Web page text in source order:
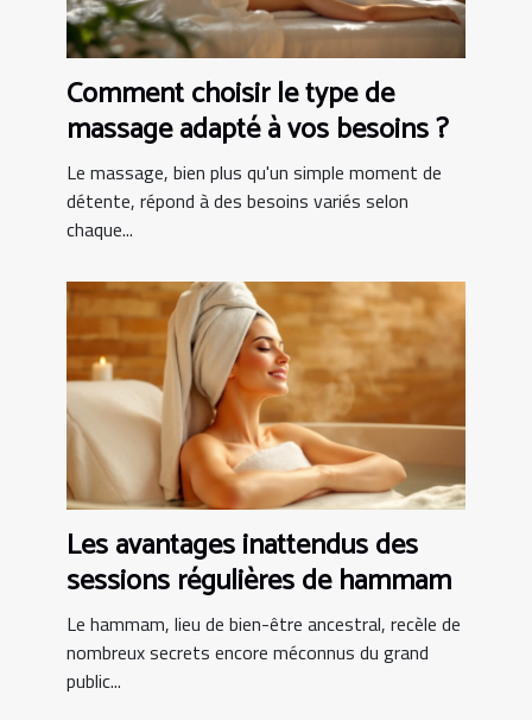
Comment choisir le type de
massage adapté à vos besoins ?
Le massage, bien plus qu'un simple moment de
détente, répond à des besoins variés selon
chaque...
Les avantages inattendus des
sessions régulières de hammam
Le hammam, lieu de bien-être ancestral, recèle de
nombreux secrets encore méconnus du grand
public...